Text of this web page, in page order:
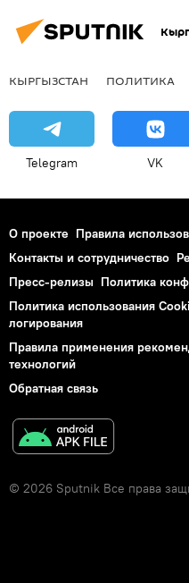
КЫРГЫЗСТАН ПОЛИТИКА
Telegram VK
О проекте Правила
Контакты и сотрудничество
Пресс-релизы Политика
Политика использования
логирования
Правила применения
технологий
Обратная связь
© 2026 Sputnik Все права